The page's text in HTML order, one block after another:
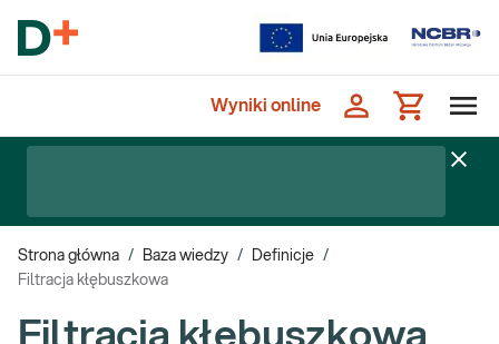
Wyniki online
Strona główna / Baza wiedzy / Definicje /
Filtracja kłębuszkowa